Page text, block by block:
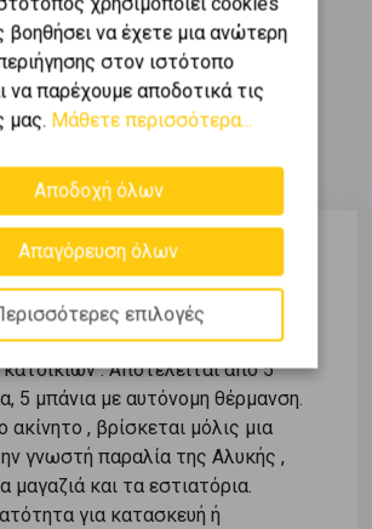
μου
05/26
διαμέρισμα 208 τμ. σε
. Αποτελείται από 5
5 μπάνια με αυτόνομη θέρμανση.
ακίνητο , βρίσκεται μόλις μια
γνωστή παραλία της Αλυκής ,
μαγαζιά και τα εστιατόρια.
για κατασκευή ή
βοηθήσει να έχετε μια ανώτερη
στον ιστότοπο
να παρέχουμε αποδοτικά τις
μας. Μάθετε περισσότερα...
Αποδοχή όλων
Απαγόρευση όλων
επιλογές